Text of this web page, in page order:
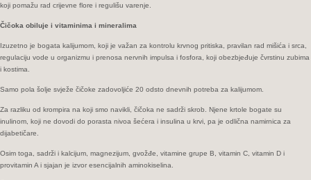
koji pomažu rad crijevne flore i regulišu varenje.
Čičoka obiluje i vitaminima i mineralima
Izuzetno je bogata kalijumom, koji je važan za kontrolu krvnog pritiska, pravilan rad mišića i srca,
regulaciju vode u organizmu i prenosa nervnih impulsa i fosfora, koji obezbjeđuje čvrstinu zubima
i kostima.
Samo pola šolje svježe čičoke zadovoljiće 20 odsto dnevnih potreba za kalijumom.
Za razliku od krompira na koji smo navikli, čičoka ne sadrži skrob. Njene krtole bogate su
inulinom, koji ne dovodi do porasta nivoa šećera i insulina u krvi, pa je odlična namirnica za
dijabetičare.
Osim toga, sadrži i kalcijum, magnezijum, gvožđe, vitamine grupe B, vitamin C, vitamin D i
provitamin A i sjajan je izvor esencijalnih aminokiselina.